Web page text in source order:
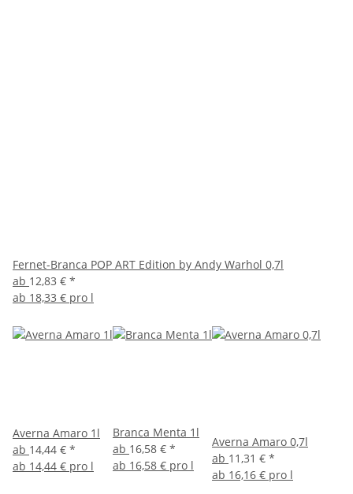
Fernet-Branca POP ART Edition by Andy Warhol 0,7l
ab 12,83 € *
ab 18,33 € pro l
Averna Amaro 1l
ab 14,44 € *
ab 14,44 € pro l
Branca Menta 1l
ab 16,58 € *
ab 16,58 € pro l
Averna Amaro 0,7l
ab 11,31 € *
ab 16,16 € pro l